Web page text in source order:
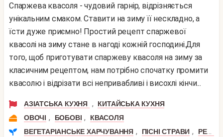
Спаржева квасоля - чудовий гарнір, відрізняється
унікальним смаком. Ставити на зиму її нескладно, а
їсти дуже приємно! Простий рецепт спаржевої
квасолі на зиму стане в нагоді кожній господині.Для
того, щоб приготувати спаржеву квасоля на зиму за
класичним рецептом, нам потрібно спочатку промити
квасолю і відрізати всі непривабливі і висохлі кінчи...
АЗІАТСЬКА КУХНЯ ,
КИТАЙСЬКА КУХНЯ
ОВОЧІ , БОБОВІ ,
КВАСОЛЯ
ВЕГЕТАРІАНСЬКЕ ХАРЧУВАННЯ , ПІСНІ СТРАВИ ,
РЕЦЕПТИ ДЛЯ СХУДНЕННЯ